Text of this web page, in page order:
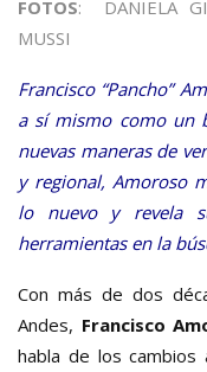
FOTOS: DANIELA
MUSSI
Francisco “Pancho”
a sí mismo como un
nuevas maneras de
y regional, Amoroso
lo nuevo y revela
herramientas en la
Con más de dos
Andes, Francisco
habla de los cambios